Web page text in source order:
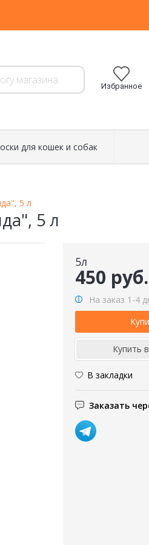
Избранное
для кошек и собак
5 л
5 л
5л
450 руб.
На заказ 1-4
В закладки
Заказать